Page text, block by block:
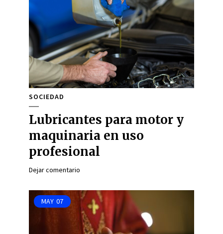
SOCIEDAD
Lubricantes para motor y
maquinaria en uso
profesional
Dejar comentario
MAY 07